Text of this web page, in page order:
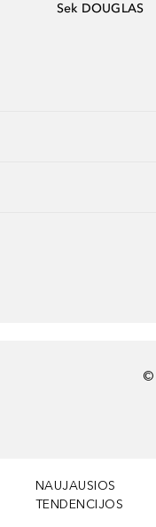
Sek DOUGLAS
©
NAUJAUSIOS
TENDENCIJOS